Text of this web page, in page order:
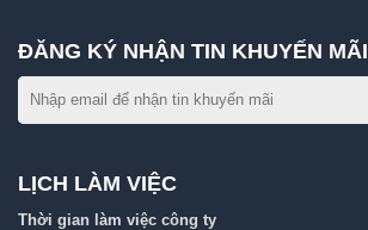
ĐĂNG KÝ NHẬN TIN KHUYẾN MÃI
LỊCH LÀM VIỆC
Thời gian làm việc công ty